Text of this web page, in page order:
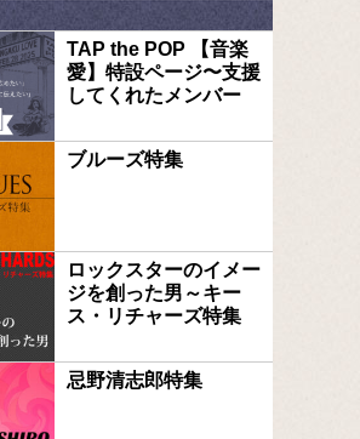
TAP the POP 【音楽
愛】特設ページ〜支援
してくれたメンバー
ブルーズ特集
ロックスターのイメー
ジを創った男～キー
ス・リチャーズ特集
忌野清志郎特集